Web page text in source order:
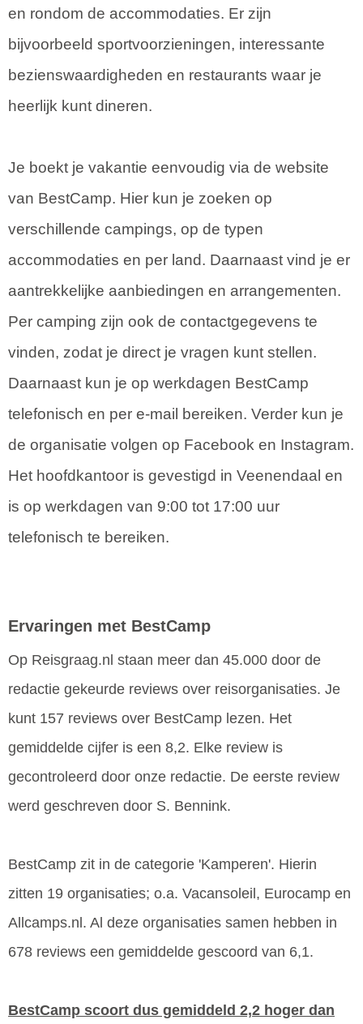
en rondom de accommodaties. Er zijn
bijvoorbeeld sportvoorzieningen, interessante
bezienswaardigheden en restaurants waar je
heerlijk kunt dineren.
Je boekt je vakantie eenvoudig via de website
van BestCamp. Hier kun je zoeken op
verschillende campings, op de typen
accommodaties en per land. Daarnaast vind je er
aantrekkelijke aanbiedingen en arrangementen.
Per camping zijn ook de contactgegevens te
vinden, zodat je direct je vragen kunt stellen.
Daarnaast kun je op werkdagen BestCamp
telefonisch en per e-mail bereiken. Verder kun je
de organisatie volgen op Facebook en Instagram.
Het hoofdkantoor is gevestigd in Veenendaal en
is op werkdagen van 9:00 tot 17:00 uur
telefonisch te bereiken.
Ervaringen met BestCamp
Op Reisgraag.nl staan meer dan 45.000 door de
redactie gekeurde reviews over reisorganisaties. Je
kunt 157 reviews over BestCamp lezen. Het
gemiddelde cijfer is een 8,2. Elke review is
gecontroleerd door onze redactie. De eerste review
werd geschreven door S. Bennink.
BestCamp zit in de categorie 'Kamperen'. Hierin
zitten 19 organisaties; o.a. Vacansoleil, Eurocamp en
Allcamps.nl. Al deze organisaties samen hebben in
678 reviews een gemiddelde gescoord van 6,1.
BestCamp scoort dus gemiddeld 2,2 hoger dan